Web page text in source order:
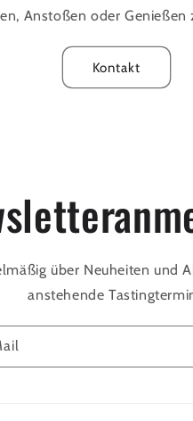
Anstoßen oder Genießen
Kontakt
über Neuheiten und
anstehende